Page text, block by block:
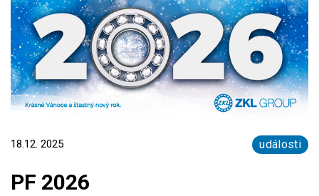
18.12. 2025 události
PF 2026